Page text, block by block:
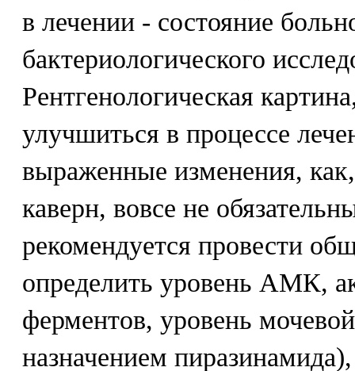
в лечении - состояние
бактериологического
Рентгенологическая
улучшиться в процессе
выраженные изменения,
каверн, вовсе не
рекомендуется провести
определить уровень АМК,
ферментов, уровень
назначением